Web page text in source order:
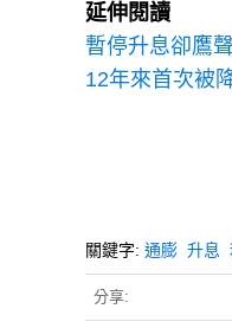
延伸閱讀
暫停升息卻鷹
12年來首次被
關鍵字: 通膨 升息
分享: